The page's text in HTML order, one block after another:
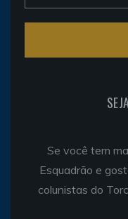
Se você tem
Esquadrão e
colunistas do